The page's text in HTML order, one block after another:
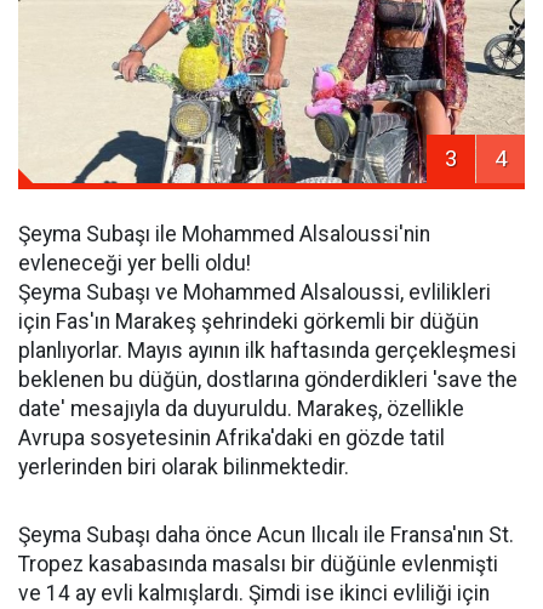
3 4
Şeyma Subaşı ile Mohammed Alsaloussi'nin
evleneceği yer belli oldu!
Şeyma Subaşı ve Mohammed Alsaloussi, evlilikleri
için Fas'ın Marakeş şehrindeki görkemli bir düğün
planlıyorlar. Mayıs ayının ilk haftasında gerçekleşmesi
beklenen bu düğün, dostlarına gönderdikleri 'save the
date' mesajıyla da duyuruldu. Marakeş, özellikle
Avrupa sosyetesinin Afrika'daki en gözde tatil
yerlerinden biri olarak bilinmektedir.
Şeyma Subaşı daha önce Acun Ilıcalı ile Fransa'nın St.
Tropez kasabasında masalsı bir düğünle evlenmişti
ve 14 ay evli kalmışlardı. Şimdi ise ikinci evliliği için